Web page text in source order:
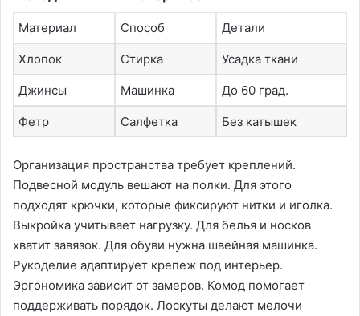
Материал Способ Детали
Хлопок Стирка Усадка ткани
Джинсы Машинка До 60 град.
Фетр Салфетка Без катышек
Организация пространства требует креплений.
Подвесной модуль вешают на полки. Для этого
подходят крючки, которые фиксируют нитки и иголка.
Выкройка учитывает нагрузку. Для белья и носков
хватит завязок. Для обуви нужна швейная машинка.
Рукоделие адаптирует крепеж под интерьер.
Эргономика зависит от замеров. Комод помогает
поддерживать порядок. Лоскуты делают мелочи